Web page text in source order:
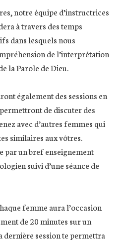
notre équipe d’instructrices
à travers des temps
dans lesquels nous
de l’interprétation
la Parole de Dieu.
également des sessions en
de discuter des
avec d’autres femmes qui
similaires aux vôtres.
par un bref enseignement
suivi d’une séance de
femme aura l’occasion
de 20 minutes sur un
dernière session te permettra